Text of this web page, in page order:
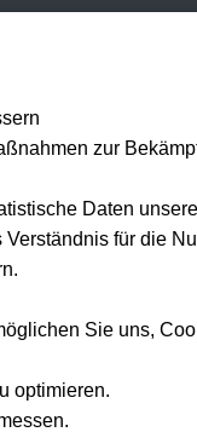
zur
Daten
für die
Sie uns,
optimieren.